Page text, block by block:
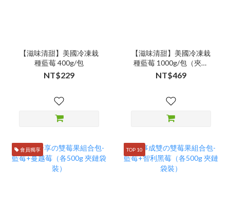
【滋味清甜】美國冷凍栽
種藍莓 400g/包
NT$229
【滋味清甜】美國冷凍栽
種藍莓 1000g/包（夾鏈
袋）
NT$469
會員獨享 TOP 10